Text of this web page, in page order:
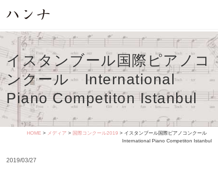
イスタンブール国際ピアノコ
ンクール International
Piano Competiton Istanbul
HOME > メディア > 国際コンクール2019 > イスタンブール国際ピアノコンクール
International Piano Competiton Istanbul
2019/03/27